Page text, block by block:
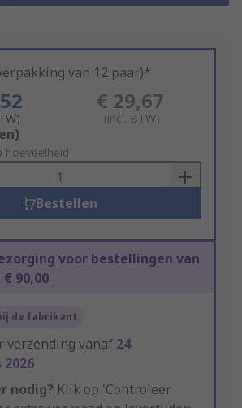
van 12 paar)*
€ 29,67
(incl. BTW)
Bestellen
voor bestellingen van
90,00
de fabrikant
verzending vanaf 24
nodig? Klik op 'Controleer